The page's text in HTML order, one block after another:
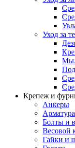
Уход за
Крепеж и
Анкеры
Болты и
Весовой
Гайки и